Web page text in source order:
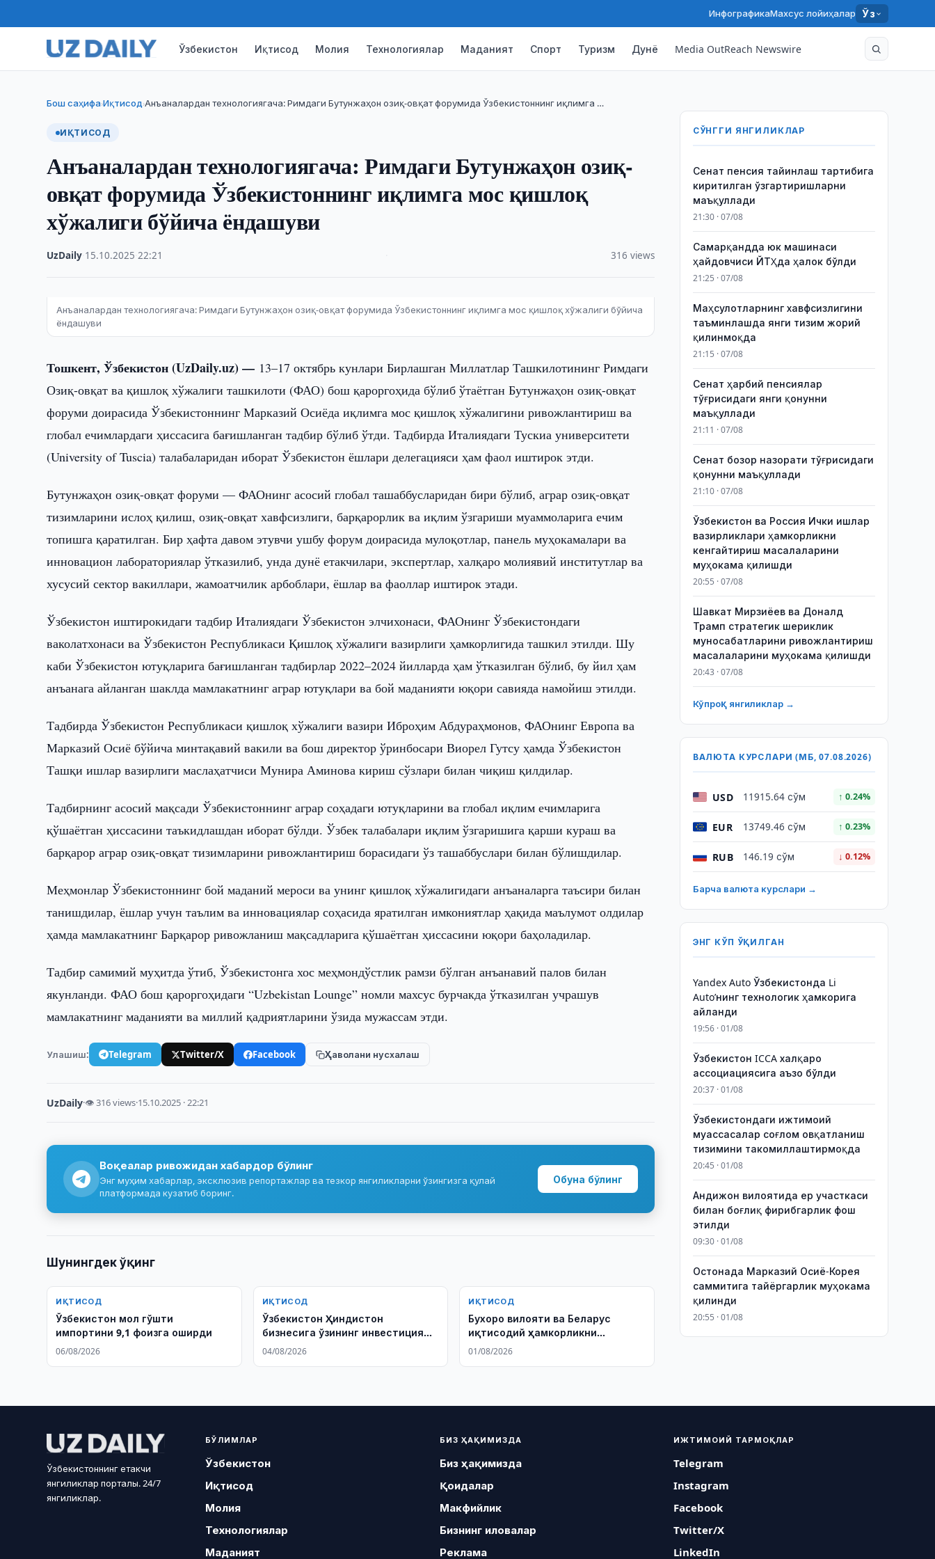
ИнфографикаМахсус лойиҳалар Ўз
Ўзбекистон Иқтисод Молия Технологиялар Маданият Спорт Туризм Дунё Media OutReach Newswire
Бош саҳифа›Иқтисод›Анъаналардан технологиягача: Римдаги Бутунжаҳон озиқ-овқат форумида Ўзбекистоннинг иқлимга …
ИҚТИСОД
Анъаналардан технологиягача: Римдаги Бутунжаҳон озиқ-
овқат форумида Ўзбекистоннинг иқлимга мос қишлоқ
хўжалиги бўйича ёндашуви
UzDaily 15.10.2025 ·22:21 316 views
Анъаналардан технологиягача: Римдаги Бутунжаҳон озиқ-овқат форумида Ўзбекистоннинг иқлимга мос қишлоқ хўжалиги бўйича
ёндашуви
Тошкент, Ўзбекистон (UzDaily.uz) — 13–17 октябрь кунлари Бирлашган Миллатлар Ташкилотининг Римдаги
Озиқ-овқат ва қишлоқ хўжалиги ташкилоти (ФАО) бош қароргоҳида бўлиб ўтаётган Бутунжаҳон озиқ-овқат
форуми доирасида Ўзбекистоннинг Марказий Осиёда иқлимга мос қишлоқ хўжалигини ривожлантириш ва
глобал ечимлардаги ҳиссасига бағишланган тадбир бўлиб ўтди. Тадбирда Италиядаги Тускиа университети
(University of Tuscia) талабаларидан иборат Ўзбекистон ёшлари делегацияси ҳам фаол иштирок этди.
Бутунжаҳон озиқ-овқат форуми — ФАОнинг асосий глобал ташаббусларидан бири бўлиб, аграр озиқ-овқат
тизимларини ислоҳ қилиш, озиқ-овқат хавфсизлиги, барқарорлик ва иқлим ўзгариши муаммоларига ечим
топишга қаратилган. Бир ҳафта давом этувчи ушбу форум доирасида мулоқотлар, панель муҳокамалари ва
инновацион лабораториялар ўтказилиб, унда дунё етакчилари, экспертлар, халқаро молиявий институтлар ва
хусусий сектор вакиллари, жамоатчилик арбоблари, ёшлар ва фаоллар иштирок этади.
Ўзбекистон иштирокидаги тадбир Италиядаги Ўзбекистон элчихонаси, ФАОнинг Ўзбекистондаги
ваколатхонаси ва Ўзбекистон Республикаси Қишлоқ хўжалиги вазирлиги ҳамкорлигида ташкил этилди. Шу
каби Ўзбекистон ютуқларига бағишланган тадбирлар 2022–2024 йилларда ҳам ўтказилган бўлиб, бу йил ҳам
анъанага айланган шаклда мамлакатнинг аграр ютуқлари ва бой маданияти юқори савияда намойиш этилди.
Тадбирда Ўзбекистон Республикаси қишлоқ хўжалиги вазири Иброҳим Абдураҳмонов, ФАОнинг Европа ва
Марказий Осиё бўйича минтақавий вакили ва бош директор ўринбосари Виорел Гутсу ҳамда Ўзбекистон
Ташқи ишлар вазирлиги маслаҳатчиси Мунира Аминова кириш сўзлари билан чиқиш қилдилар.
Тадбирнинг асосий мақсади Ўзбекистоннинг аграр соҳадаги ютуқларини ва глобал иқлим ечимларига
қўшаётган ҳиссасини таъкидлашдан иборат бўлди. Ўзбек талабалари иқлим ўзгаришига қарши кураш ва
барқарор аграр озиқ-овқат тизимларини ривожлантириш борасидаги ўз ташаббуслари билан бўлишдилар.
Меҳмонлар Ўзбекистоннинг бой маданий мероси ва унинг қишлоқ хўжалигидаги анъаналарга таъсири билан
танишдилар, ёшлар учун таълим ва инновациялар соҳасида яратилган имкониятлар ҳақида маълумот олдилар
ҳамда мамлакатнинг Барқарор ривожланиш мақсадларига қўшаётган ҳиссасини юқори баҳоладилар.
Тадбир самимий муҳитда ўтиб, Ўзбекистонга хос меҳмондўстлик рамзи бўлган анъанавий палов билан
якунланди. ФАО бош қароргоҳидаги “Uzbekistan Lounge” номли махсус бурчакда ўтказилган учрашув
мамлакатнинг маданияти ва миллий қадриятларини ўзида мужассам этди.
Улашиш: Telegram Twitter/X Facebook Ҳаволани нусхалаш
UzDaily·👁 316 views·15.10.2025 · 22:21
Воқеалар ривожидан хабардор бўлинг
Энг муҳим хабарлар, эксклюзив репортажлар ва тезкор янгиликларни ўзингизга қулай
платформада кузатиб боринг.
Обуна бўлинг
Шунингдек ўқинг
ИҚТИСОД
Ўзбекистон мол гўшти
импортини 9,1 фоизга оширди
06/08/2026
ИҚТИСОД
Ўзбекистон Ҳиндистон
бизнесига ўзининг инвестиция
салоҳиятини тақдим этди
04/08/2026
ИҚТИСОД
Бухоро вилояти ва Беларус
иқтисодий ҳамкорликни
кенгайтиради
01/08/2026
СЎНГГИ ЯНГИЛИКЛАР
Сенат пенсия тайинлаш тартибига
киритилган ўзгартиришларни
маъқуллади
21:30 · 07/08
Самарқандда юк машинаси
ҳайдовчиси ЙТҲда ҳалок бўлди
21:25 · 07/08
Маҳсулотларнинг хавфсизлигини
таъминлашда янги тизим жорий
қилинмоқда
21:15 · 07/08
Сенат ҳарбий пенсиялар
тўғрисидаги янги қонунни
маъқуллади
21:11 · 07/08
Сенат бозор назорати тўғрисидаги
қонунни маъқуллади
21:10 · 07/08
Ўзбекистон ва Россия Ички ишлар
вазирликлари ҳамкорликни
кенгайтириш масалаларини
муҳокама қилишди
20:55 · 07/08
Шавкат Мирзиёев ва Доналд
Трамп стратегик шериклик
муносабатларини ривожлантириш
масалаларини муҳокама қилишди
20:43 · 07/08
Кўпроқ янгиликлар →
ВАЛЮТА КУРСЛАРИ (МБ, 07.08.2026)
USD 11915.64 сўм ↑ 0.24%
EUR 13749.46 сўм ↑ 0.23%
RUB 146.19 сўм ↓ 0.12%
Барча валюта курслари →
ЭНГ КЎП ЎҚИЛГАН
Yandex Auto Ўзбекистонда Li
Auto’нинг технологик ҳамкорига
айланди
19:56 · 01/08
Ўзбекистон ICCA халқаро
ассоциациясига аъзо бўлди
20:37 · 01/08
Ўзбекистондаги ижтимоий
муассасалар соғлом овқатланиш
тизимини такомиллаштирмоқда
20:45 · 01/08
Андижон вилоятида ер участкаси
билан боғлиқ фирибгарлик фош
этилди
09:30 · 01/08
Остонада Марказий Осиё-Корея
саммитига тайёргарлик муҳокама
қилинди
20:55 · 01/08
Ўзбекистоннинг етакчи
янгиликлар порталы. 24/7
янгиликлар.
БЎЛИМЛАР
Ўзбекистон
Иқтисод
Молия
Технологиялар
Маданият
БИЗ ҲАҚИМИЗДА
Биз ҳақимизда
Қоидалар
Макфийлик
Бизнинг иловалар
Реклама
ИЖТИМОИЙ ТАРМОҚЛАР
Telegram
Instagram
Facebook
Twitter/X
LinkedIn